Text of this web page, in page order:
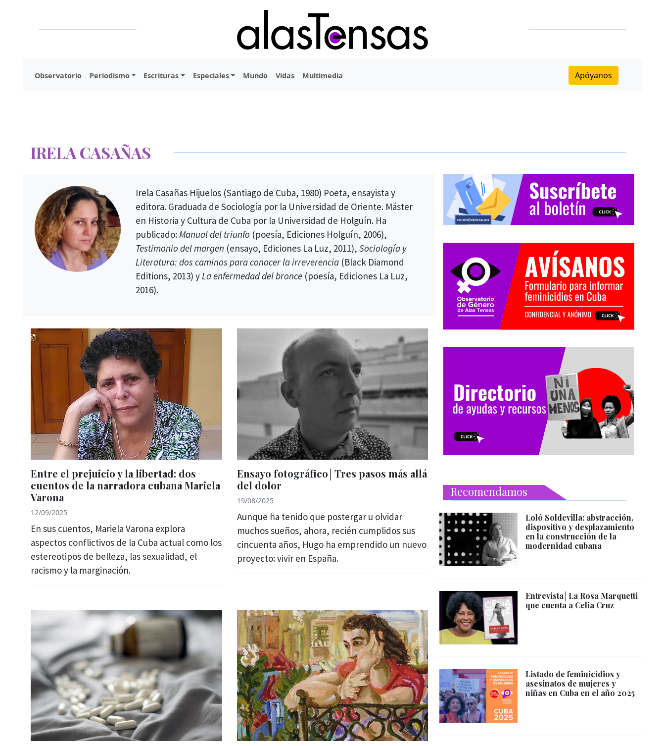
Observatorio Periodismo Escrituras Especiales Mundo Vidas Multimedia Apóyanos
IRELA CASAÑAS
Irela Casañas Hijuelos (Santiago de Cuba, 1980) Poeta, ensayista y
editora. Graduada de Sociología por la Universidad de Oriente. Máster
en Historia y Cultura de Cuba por la Universidad de Holguín. Ha
publicado:Manual del triunfo (poesía, Ediciones Holguín, 2006),
Testimonio del margen (ensayo, Ediciones La Luz, 2011),Sociología y
Literatura: dos caminos para conocer la irreverencia (Black Diamond
Editions, 2013) yLa enfermedad del bronce (poesía, Ediciones La Luz,
2016).
Entre el prejuicio y la libertad: dos
cuentos de la narradora cubana Mariela
Varona
12/09/2025
En sus cuentos, Mariela Varona explora
aspectos conflictivos de la Cuba actual como los
estereotipos de belleza, las sexualidad, el
racismo y la marginación.
Ensayo fotográfico│Tres pasos más allá
del dolor
19/08/2025
Aunque ha tenido que postergar u olvidar
muchos sueños, ahora, recién cumplidos sus
cincuenta años, Hugo ha emprendido un nuevo
proyecto: vivir en España.
Recomendamos
Loló Soldevilla: abstracción,
dispositivo y desplazamiento
en la construcción de la
modernidad cubana
Entrevista│La Rosa Marquetti
que cuenta a Celia Cruz
Listado de feminicidios y
asesinatos de mujeres y
niñas en Cuba en el año 2025